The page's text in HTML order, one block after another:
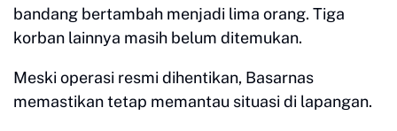
bandang bertambah menjadi lima orang. Tiga
korban lainnya masih belum ditemukan.
Meski operasi resmi dihentikan, Basarnas
memastikan tetap memantau situasi di lapangan.